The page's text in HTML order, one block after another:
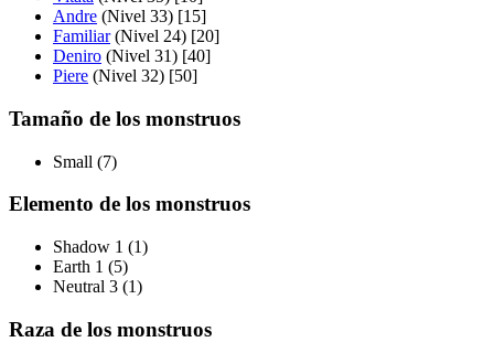
Andre (Nivel 33) [15]
Familiar(Nivel 24) [20]
Deniro (Nivel 31) [40]
Piere (Nivel 32) [50]
Tamaño de los monstruos
Small (7)
Elemento de los monstruos
Shadow 1 (1)
Earth 1 (5)
Neutral 3 (1)
Raza de los monstruos